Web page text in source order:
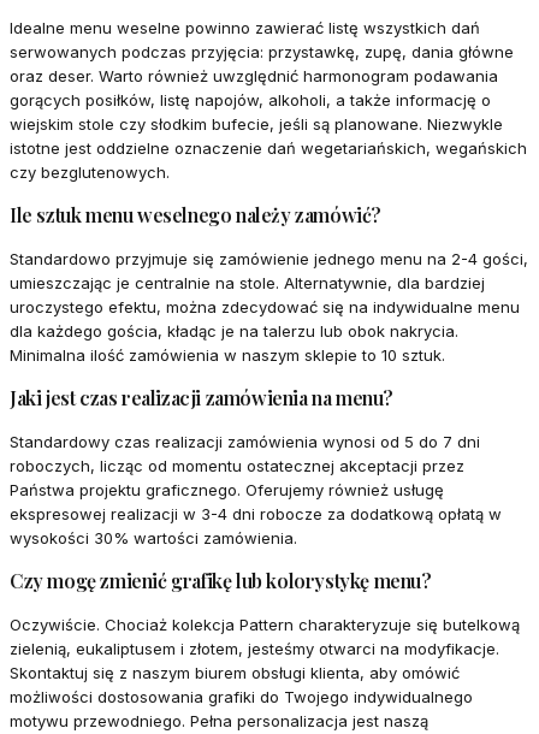
Idealne menu weselne powinno zawierać listę wszystkich dań
serwowanych podczas przyjęcia: przystawkę, zupę, dania główne
oraz deser. Warto również uwzględnić harmonogram podawania
gorących posiłków, listę napojów, alkoholi, a także informację o
wiejskim stole czy słodkim bufecie, jeśli są planowane. Niezwykle
istotne jest oddzielne oznaczenie dań wegetariańskich, wegańskich
czy bezglutenowych.
Ile sztuk menu weselnego należy zamówić?
Standardowo przyjmuje się zamówienie jednego menu na 2-4 gości,
umieszczając je centralnie na stole. Alternatywnie, dla bardziej
uroczystego efektu, można zdecydować się na indywidualne menu
dla każdego gościa, kładąc je na talerzu lub obok nakrycia.
Minimalna ilość zamówienia w naszym sklepie to 10 sztuk.
Jaki jest czas realizacji zamówienia na menu?
Standardowy czas realizacji zamówienia wynosi od 5 do 7 dni
roboczych, licząc od momentu ostatecznej akceptacji przez
Państwa projektu graficznego. Oferujemy również usługę
ekspresowej realizacji w 3-4 dni robocze za dodatkową opłatą w
wysokości 30% wartości zamówienia.
Czy mogę zmienić grafikę lub kolorystykę menu?
Oczywiście. Chociaż kolekcja Pattern charakteryzuje się butelkową
zielenią, eukaliptusem i złotem, jesteśmy otwarci na modyfikacje.
Skontaktuj się z naszym biurem obsługi klienta, aby omówić
możliwości dostosowania grafiki do Twojego indywidualnego
motywu przewodniego. Pełna personalizacja jest naszą